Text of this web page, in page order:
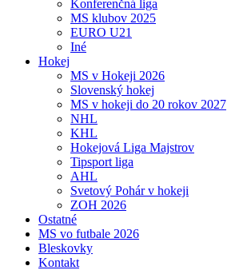
Konferenčná liga
MS klubov 2025
EURO U21
Iné
Hokej
MS v Hokeji 2026
Slovenský hokej
MS v hokeji do 20 rokov 2027
NHL
KHL
Hokejová Liga Majstrov
Tipsport liga
AHL
Svetový Pohár v hokeji
ZOH 2026
Ostatné
MS vo futbale 2026
Bleskovky
Kontakt